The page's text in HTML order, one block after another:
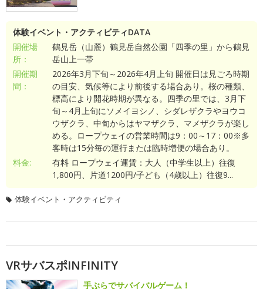
体験イベント・アクティビティDATA
開催場
所：
鶴見岳（山麓）鶴見岳自然公園「四季の里」から鶴見
岳山上一帯
開催期
間：
2026年3月下旬～2026年4月上旬 開催日は見ごろ時期
の目安、気候等により前後する場合あり。桜の種類、
標高により開花時期が異なる。四季の里では、3月下
旬～4月上旬にソメイヨシノ、シダレザクラやヨウコ
ウザクラ、中旬からはヤマザクラ、マメザクラが楽し
める。ロープウェイの営業時間は9：00～17：00※多
客時は15分毎の運行または臨時増便の場合あり。
料金:
有料 ロープウェイ運賃：大人（中学生以上）往復
1,800円、片道1200円/子ども（4歳以上）往復9...
体験イベント・アクティビティ
VRサバスポINFINITY
手ぶらでサバイバルゲーム！